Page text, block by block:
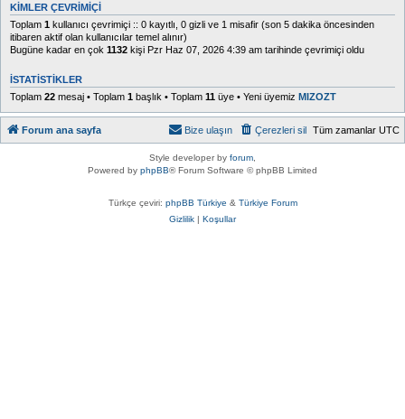
KIMLER ÇEVRIMIÇI
Toplam 1 kullanıcı çevrimiçi :: 0 kayıtlı, 0 gizli ve 1 misafir (son 5 dakika öncesinden
itibaren aktif olan kullanıcılar temel alınır)
Bugüne kadar en çok 1132 kişi Pzr Haz 07, 2026 4:39 am tarihinde çevrimiçi oldu
İSTATISTIKLER
Toplam 22 mesaj • Toplam 1 başlık • Toplam 11 üye • Yeni üyemiz MIZOZT
Forum ana sayfa Tüm zamanlar UTC
Çerezleri sil
Bize ulaşın
Style developer by forum
Powered by phpBB® Forum Software © phpBB Limited
Türkçe çeviri: phpBB Türkiye & Türkiye Forum
Gizlilik | Koşullar